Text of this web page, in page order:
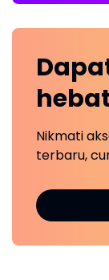
Nikmati
terbaru,